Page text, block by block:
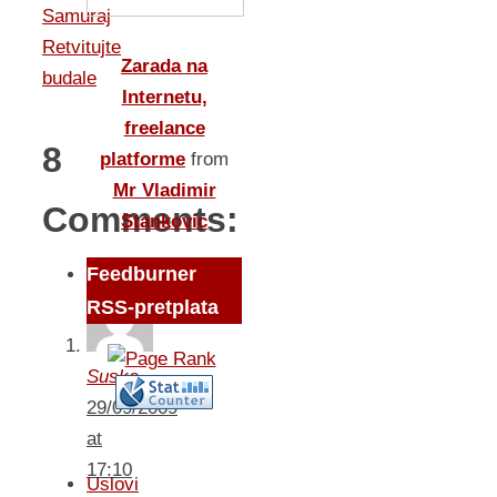
Samuraj
Retvitujte
budale
8
Comments:
Suske
29/09/2009
at
17:10
Zarada na
Internetu,
freelance
platforme from
Mr Vladimir
Stankovic
Feedburner
RSS-pretplata
Uslovi